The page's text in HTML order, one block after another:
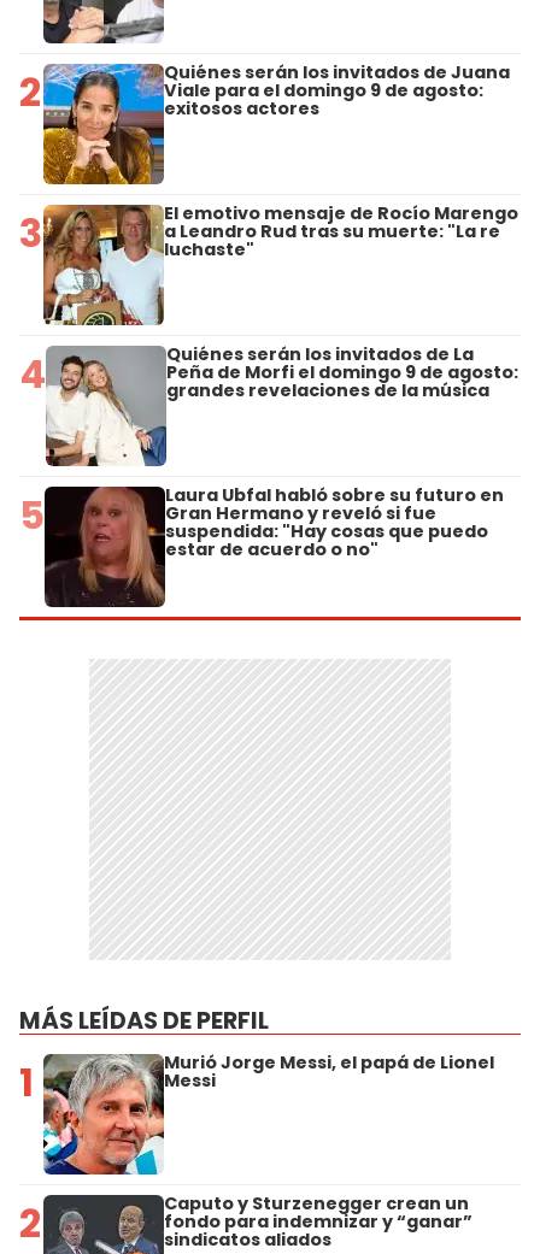
2 Quiénes serán los invitados de Juana
Viale para el domingo 9 de agosto:
exitosos actores
3 El emotivo mensaje de Rocío Marengo
a Leandro Rud tras su muerte: "La re
luchaste"
4 Quiénes serán los invitados de La
Peña de Morfi el domingo 9 de agosto:
grandes revelaciones de la música
5 Laura Ubfal habló sobre su futuro en
Gran Hermano y reveló si fue
suspendida: "Hay cosas que puedo
estar de acuerdo o no"
MÁS LEÍDAS DE PERFIL
1 Murió Jorge Messi, el papá de Lionel
Messi
2 Caputo y Sturzenegger crean un
fondo para indemnizar y “ganar”
sindicatos aliados